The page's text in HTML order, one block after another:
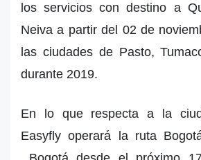
los servicios con destino a
Neiva a partir del 02 de
las ciudades de Pasto,
durante 2019.
En lo que respecta a la
Easyfly operará la ruta